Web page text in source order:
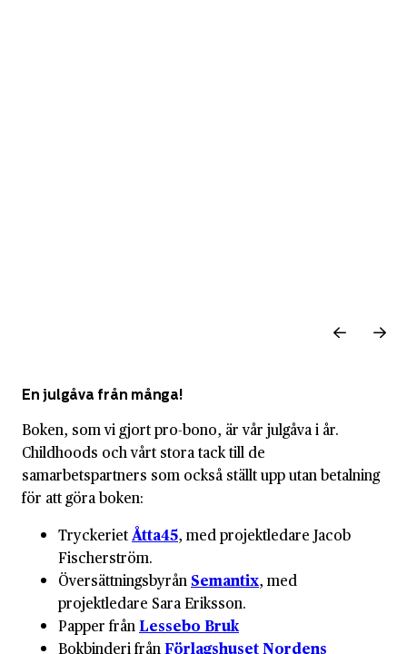
En julgåva från många!
Boken, som vi gjort pro-bono, är vår julgåva i år.
Childhoods och vårt stora tack till de
samarbetspartners som också ställt upp utan betalning
för att göra boken:
TryckerietÅtta45, med projektledare Jacob
Fischerström.
Översättningsbyrån Semantix, med
projektledare Sara Eriksson.
Papper frånLessebo Bruk
Bokbinderi frånFörlagshuset Nordens